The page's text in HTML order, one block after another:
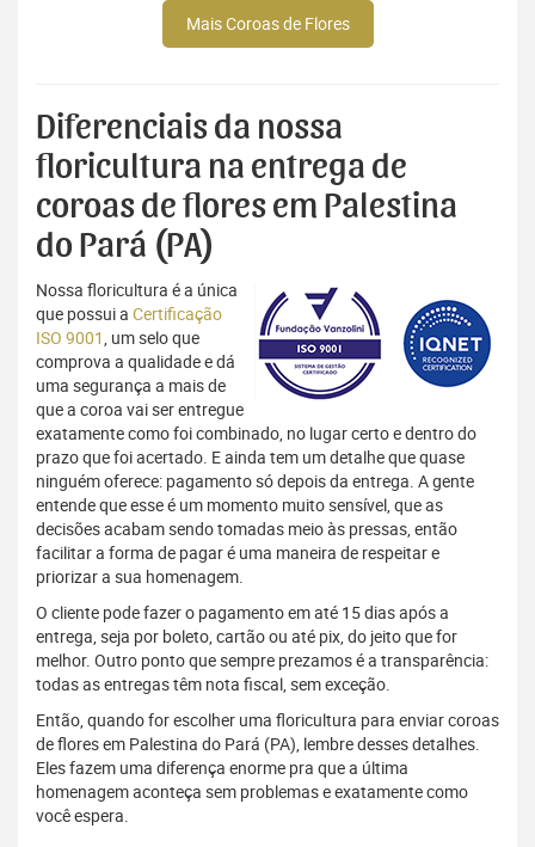
Mais Coroas de Flores
Diferenciais da nossa
floricultura na entrega de
coroas de flores em Palestina
do Pará (PA)
Nossa floricultura é a única
que possui a Certificação
ISO 9001, um selo que
comprova a qualidade e dá
uma segurança a mais de
que a coroa vai ser entregue
exatamente como foi combinado, no lugar certo e dentro do
prazo que foi acertado. E ainda tem um detalhe que quase
ninguém oferece: pagamento só depois da entrega. A gente
entende que esse é um momento muito sensível, que as
decisões acabam sendo tomadas meio às pressas, então
facilitar a forma de pagar é uma maneira de respeitar e
priorizar a sua homenagem.
O cliente pode fazer o pagamento em até 15 dias após a
entrega, seja por boleto, cartão ou até pix, do jeito que for
melhor. Outro ponto que sempre prezamos é a transparência:
todas as entregas têm nota fiscal, sem exceção.
Então, quando for escolher uma floricultura para enviar coroas
de flores em Palestina do Pará (PA), lembre desses detalhes.
Eles fazem uma diferença enorme pra que a última
homenagem aconteça sem problemas e exatamente como
você espera.